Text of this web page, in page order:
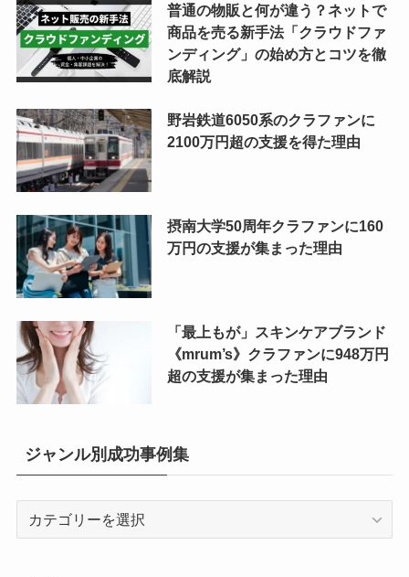
普通の物販と何が違う？ネットで
商品を売る新手法「クラウドファ
ンディング」の始め方とコツを徹
底解説
野岩鉄道6050系のクラファンに
2100万円超の支援を得た理由
摂南大学50周年クラファンに160
万円の支援が集まった理由
「最上もが」スキンケアブランド
《mrum’s》クラファンに948万円
超の支援が集まった理由
ジャンル別成功事例集